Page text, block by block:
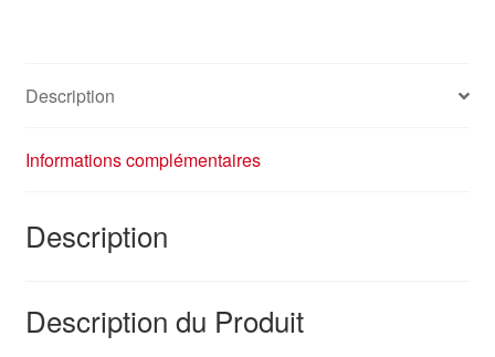
Description
Informations complémentaires
Description
Description du Produit